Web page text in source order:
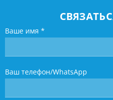
Ваше имя *
Ваш телефон/WhatsApp